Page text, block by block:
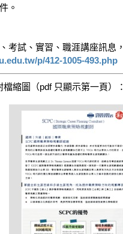
。
p/412-1005-493.php
檔縮圖（pdf 只顯示第一頁）：